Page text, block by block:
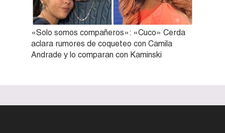
«Solo somos compañeros»: «Cuco» Cerda
aclara rumores de coqueteo con Camila
Andrade y lo comparan con Kaminski